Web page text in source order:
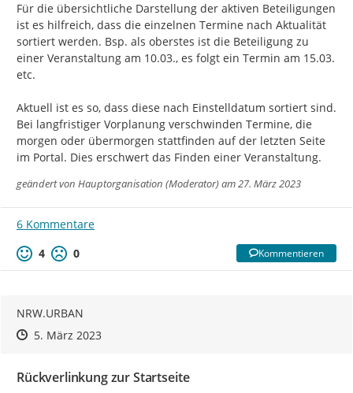
Für die übersichtliche Darstellung der aktiven Beteiligungen
ist es hilfreich, dass die einzelnen Termine nach Aktualität
sortiert werden. Bsp. als oberstes ist die Beteiligung zu
einer Veranstaltung am 10.03., es folgt ein Termin am 15.03.
etc.
Aktuell ist es so, dass diese nach Einstelldatum sortiert sind.
Bei langfristiger Vorplanung verschwinden Termine, die
morgen oder übermorgen stattfinden auf der letzten Seite
im Portal. Dies erschwert das Finden einer Veranstaltung.
geändert von Hauptorganisation (Moderator)am 27. März 2023
6 Kommentare
4
0 Kommentieren
NRW.URBAN
Zeitpunkt des Erstellens
Zeitpunkt des Erstellens
5. März 2023Zur Äußerung
Rückverlinkung zur Startseite